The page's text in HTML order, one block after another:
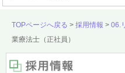
ルピナスの強み
ご利用案内
事業所一覧
TOPページへ戻る > 採用情報 > 06.
業療法士（正社員）